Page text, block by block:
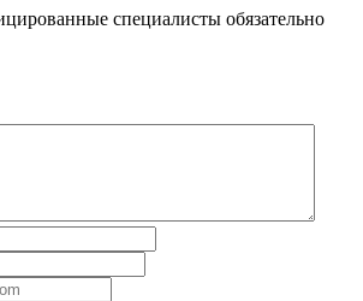
специалисты обязательно